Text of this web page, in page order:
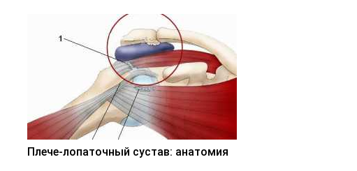
Плече-лопаточный сустав: анатомия